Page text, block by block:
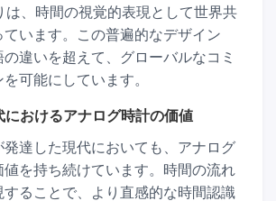
は、時間の視覚的表現として世界共
います。この普遍的なデザイン
違いを超えて、グローバルなコミ
可能にしています。
におけるアナログ時計の価値
発達した現代においても、アナログ
値を持ち続けています。時間の流れ
することで、より直感的な時間認識